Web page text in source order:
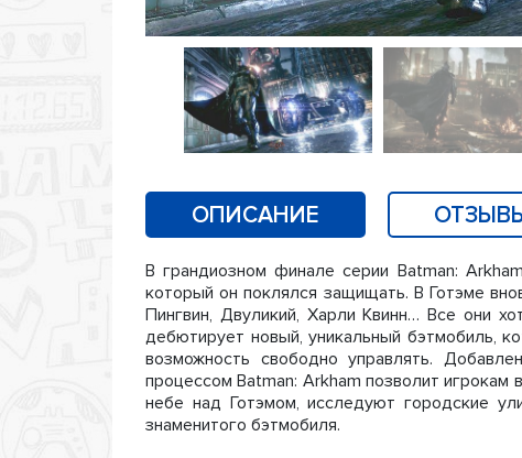
ОПИСАНИЕ
В грандиозном финале серии Batman:
который он поклялся защищать. В Готэме
Пингвин, Двуликий, Харли Квинн… Все они
дебютирует новый, уникальный бэтмобиль,
возможность свободно управлять.
процессом Batman: Arkham позволит
небе над Готэмом, исследуют городские
знаменитого бэтмобиля.